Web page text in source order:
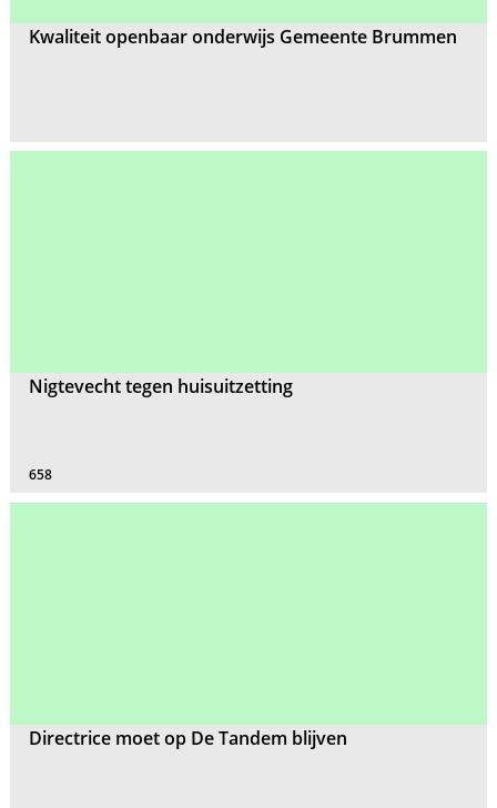
Kwaliteit openbaar onderwijs Gemeente Brummen
Nigtevecht tegen huisuitzetting
658
Directrice moet op De Tandem blijven